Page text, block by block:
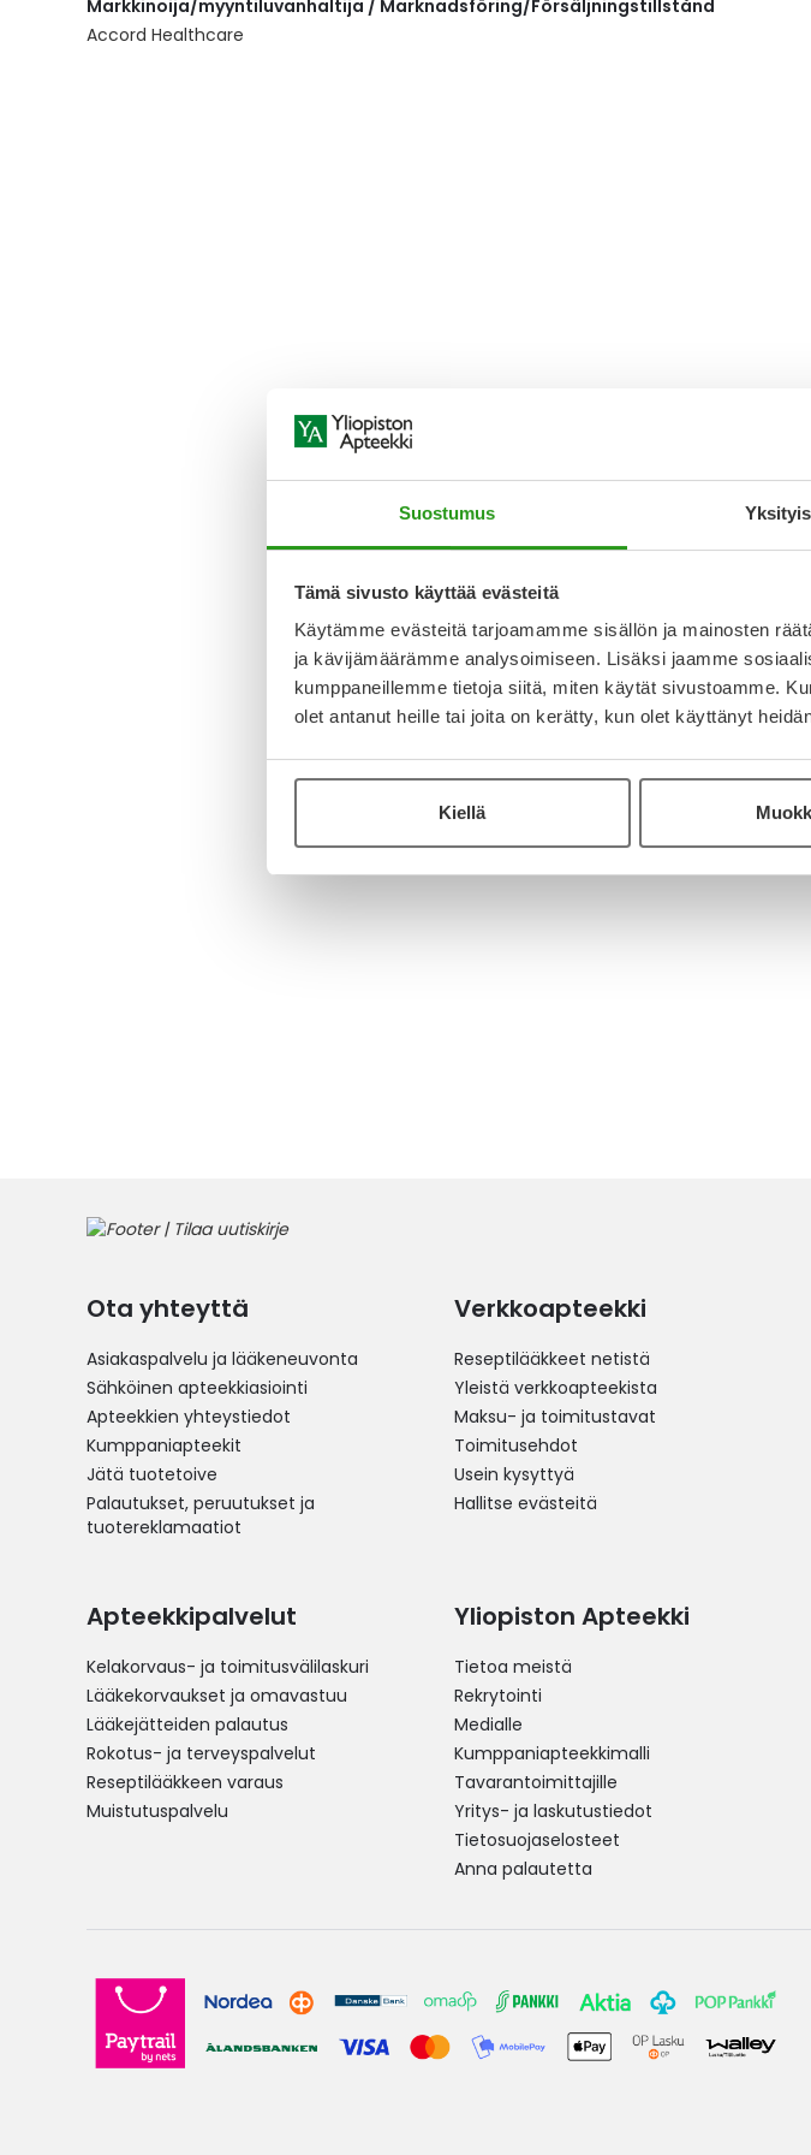
Suostumus
Tämä sivusto käyttää evästeitä
Käytämme evästeitä tarjoamamme sisällön ja mainosten
ja kävijämäärämme analysoimiseen. Lisäksi jaamme
kumppaneillemme tietoja siitä, miten käytät sivustoamme.
olet antanut heille tai joita on kerätty, kun olet käyttänyt
Kiellä
the
images
Markkinoija/myyntiluvanhaltija / Marknadsföring/Försäljningstillstånd
Accord Healthcare
Ota yhteyttä
Asiakaspalvelu ja lääkeneuvonta
Sähköinen apteekkiasiointi
Apteekkien yhteystiedot
Kumppaniapteekit
Jätä tuotetoive
Palautukset, peruutukset ja
tuotereklamaatiot
Verkkoapteekki
Reseptilääkkeet netistä
Yleistä verkkoapteekista
Maksu- ja toimitustavat
Toimitusehdot
Usein kysyttyä
Hallitse evästeitä
Apteekkipalvelut
Kelakorvaus- ja toimitusvälilaskuri
Lääkekorvaukset ja omavastuu
Lääkejätteiden palautus
Rokotus- ja terveyspalvelut
Reseptilääkkeen varaus
Muistutuspalvelu
Yliopiston Apteekki
Tietoa meistä
Rekrytointi
Medialle
Kumppaniapteekkimalli
Tavarantoimittajille
Yritys- ja laskutustiedot
Tietosuojaselosteet
Anna palautetta